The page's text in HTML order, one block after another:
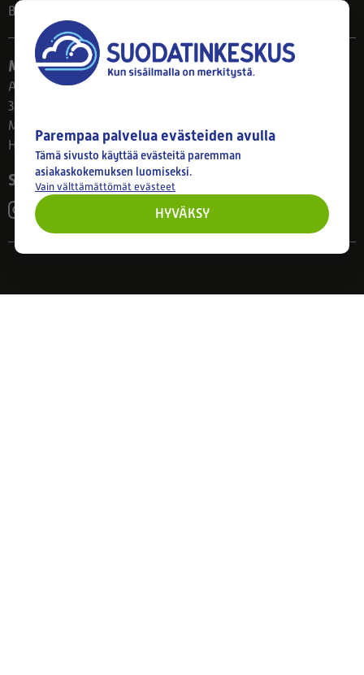
Blogi
Myymälä
Ahlmanintie 61
33800 Tampere
Ma–Pe 8–17
Huom! Myymälän poikkeusaukiolot: 27.7.-21.8. klo 8-16
Seuraa meitä
Parempaa palvelua evästeiden avulla
Tämä sivusto käyttää evästeitä paremman
asiakaskokemuksen luomiseksi.
Vain välttämättömät evästeet
HYVÄKSY